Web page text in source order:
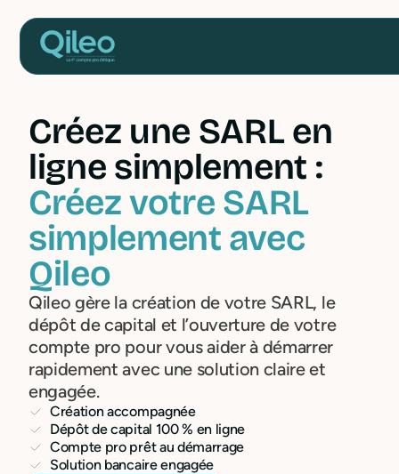
Créez une SARL en
ligne simplement :
Créez votre SARL
simplement avec
Qileo
Qileo gère la création de votre SARL, le
dépôt de capital et l’ouverture de votre
compte pro pour vous aider à démarrer
rapidement avec une solution claire et
engagée.
Création accompagnée
Dépôt de capital 100 % en ligne
Compte pro prêt au démarrage
Solution bancaire engagée